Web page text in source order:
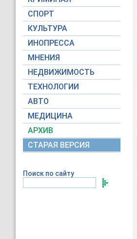
СПОРТ
КУЛЬТУРА
ИНОПРЕССА
МНЕНИЯ
НЕДВИЖИМОСТЬ
ТЕХНОЛОГИИ
АВТО
МЕДИЦИНА
АРХИВ
СТАРАЯ ВЕРСИЯ
Поиск по сайту